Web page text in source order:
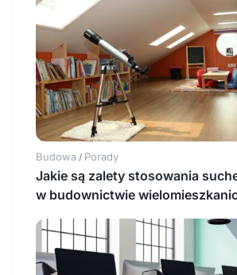
Budowa / Porady
Jakie są zalety stosowania
w budownictwie